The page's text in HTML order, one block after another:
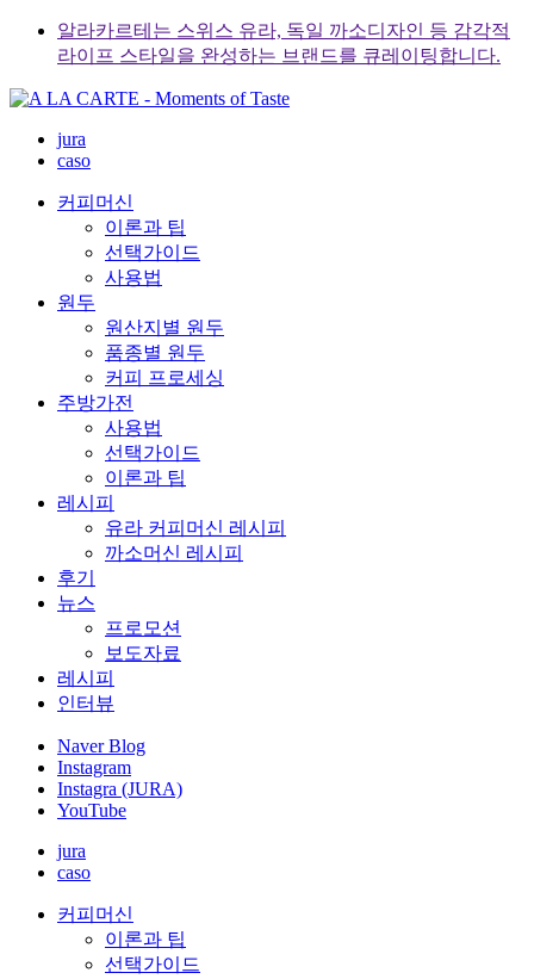
Skip
content
알라카르테는 스위스 유라, 독일 까소디자인 등 감각적
라이프 스타일을 완성하는 브랜드를 큐레이팅합니다.
jura
caso
커피머신
이론과 팁
선택가이드
사용법
원두
원산지별 원두
품종별 원두
커피 프로세싱
주방가전
사용법
선택가이드
이론과 팁
레시피
유라 커피머신 레시피
까소머신 레시피
후기
뉴스
프로모션
보도자료
레시피
인터뷰
Naver Blog
Instagram
Instagra (JURA)
YouTube
jura
caso
커피머신
이론과 팁
선택가이드